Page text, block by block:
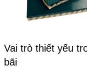
Vai trò thiết yếu
bãi